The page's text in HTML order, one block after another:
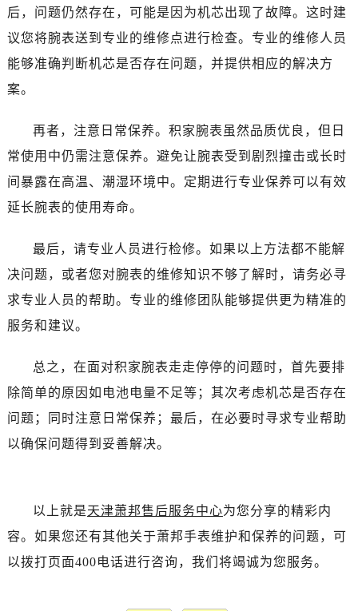
后，问题仍然存在，可能是因为机芯出现了故障。这时建
议您将腕表送到专业的维修点进行检查。专业的维修人员
能够准确判断机芯是否存在问题，并提供相应的解决方
案。
再者，注意日常保养。积家腕表虽然品质优良，但日
常使用中仍需注意保养。避免让腕表受到剧烈撞击或长时
间暴露在高温、潮湿环境中。定期进行专业保养可以有效
延长腕表的使用寿命。
最后，请专业人员进行检修。如果以上方法都不能解
决问题，或者您对腕表的维修知识不够了解时，请务必寻
求专业人员的帮助。专业的维修团队能够提供更为精准的
服务和建议。
总之，在面对积家腕表走走停停的问题时，首先要排
除简单的原因如电池电量不足等；其次考虑机芯是否存在
问题；同时注意日常保养；最后，在必要时寻求专业帮助
以确保问题得到妥善解决。
以上就是天津萧邦售后服务中心为您分享的精彩内
容。如果您还有其他关于萧邦手表维护和保养的问题，可
以拨打页面400电话进行咨询，我们将竭诚为您服务。